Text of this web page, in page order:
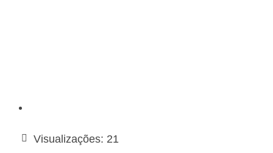
Visualizações: 21